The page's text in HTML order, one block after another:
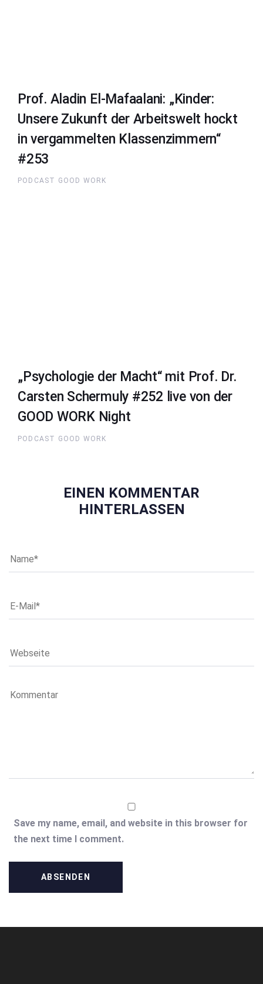
Prof. Aladin El-Mafaalani: „Kinder:
Unsere Zukunft der Arbeitswelt hockt
in vergammelten Klassenzimmern“
#253
PODCAST GOOD WORK
„Psychologie der Macht“ mit Prof. Dr.
Carsten Schermuly #252 live von der
GOOD WORK Night
PODCAST GOOD WORK
EINEN KOMMENTAR
HINTERLASSEN
Save my name, email, and website in this browser for
the next time I comment.